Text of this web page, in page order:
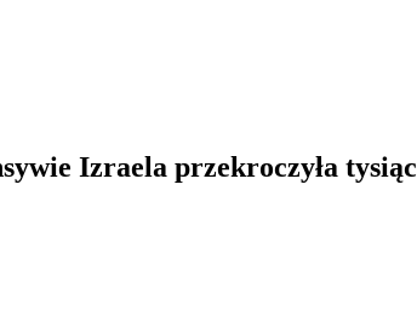
Izraela przekroczyła tysiąc